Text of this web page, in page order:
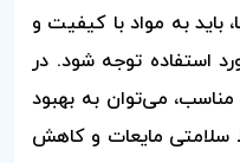
باید به مواد با کیفیت و
استفاده توجه شود. در
مناسب، می‌توان به بهبود
سلامتی مایعات و کاهش